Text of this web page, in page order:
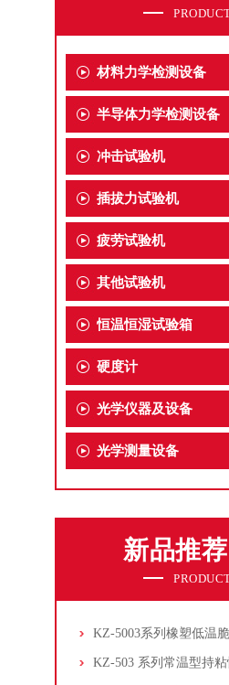
材料力学检测设备
半导体力学检测设备
冲击试验机
插拔力试验机
疲劳试验机
其他试验机
恒温恒湿试验箱
硬度计
光学仪器及设备
光学测量设备
新品推荐
KZ-5003系列橡塑低温
KZ-503 系列常温型持